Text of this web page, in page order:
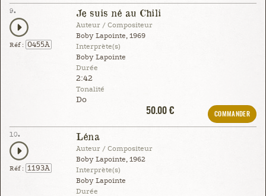
9.
Réf : 0455A
Je suis né au Chili
Auteur / Compositeur
Boby Lapointe, 1969
Interprète(s)
Boby Lapointe
Durée
2:42
Tonalité
Do
50.00 €
COMMANDER
10.
Réf : 1193A
Léna
Auteur / Compositeur
Boby Lapointe, 1962
Interprète(s)
Boby Lapointe
Durée